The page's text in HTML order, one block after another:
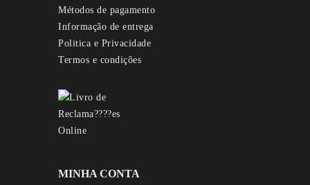
Métodos de pagamento
Informação de entrega
Politica e Privacidade
Termos e condições
MINHA CONTA